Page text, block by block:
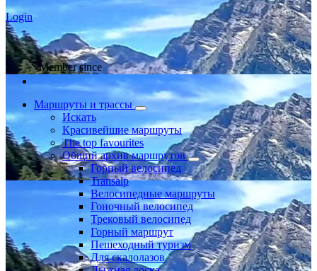
Login
Member since
Маршруты и трассы
Искать
Красивейшие маршруты
The top favourites
Общий архив маршрутов
Горный велосипед
Transalp
Велосипедные маршруты
Гоночный велосипед
Трековый велосипед
Горный маршрут
Пешеходный туризм
Для скалолазов